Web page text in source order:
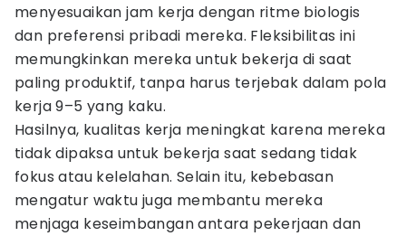
menyesuaikan jam kerja dengan ritme biologis
dan preferensi pribadi mereka. Fleksibilitas ini
memungkinkan mereka untuk bekerja di saat
paling produktif, tanpa harus terjebak dalam pola
kerja 9–5 yang kaku.
Hasilnya, kualitas kerja meningkat karena mereka
tidak dipaksa untuk bekerja saat sedang tidak
fokus atau kelelahan. Selain itu, kebebasan
mengatur waktu juga membantu mereka
menjaga keseimbangan antara pekerjaan dan